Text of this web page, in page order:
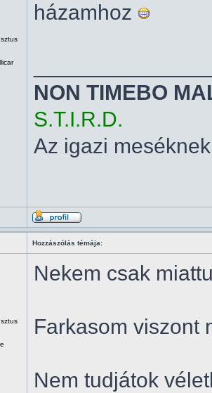
házamhoz
NON TIMEBO
S.T.I.R.D.
Az igazi
Hozzászólás témája:
Nekem csak
Farkasom viszont
Nem tudjátok